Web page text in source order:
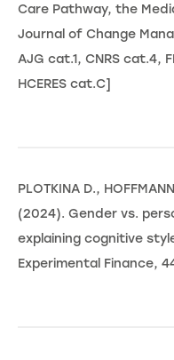
Care Pathway, the
Journal of Change
AJG cat.1, CNRS cat.4,
HCERES cat.C]
PLOTKINA D.,
(2024). Gender vs.
explaining cognitive
Experimental Finance,